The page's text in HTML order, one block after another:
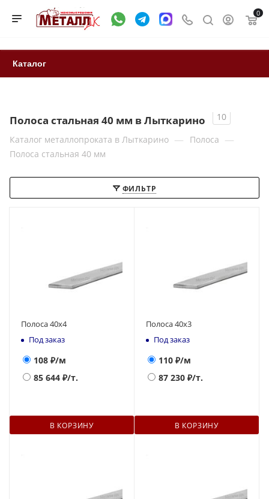
0
Каталог
Полоса стальная 40 мм в Лыткарино
10
Каталог металлопроката в Лыткарино — Полоса —
Полоса стальная 40 мм
ФИЛЬТР
Полоса 40х4
Под заказ
108 ₽/м
85 644 ₽/т.
В КОРЗИНУ
Полоса 40х3
Под заказ
110 ₽/м
87 230 ₽/т.
В КОРЗИНУ